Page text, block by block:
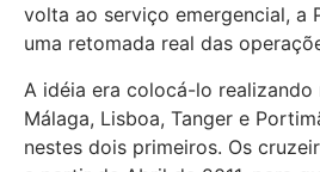
volta ao serviço emergencial, a
uma retomada real das
A idéia era colocá-lo
Málaga, Lisboa, Tanger e
nestes dois primeiros. Os